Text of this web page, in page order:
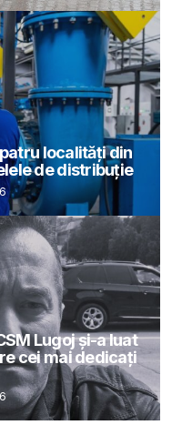
localități din
de distribuție
Lugoj și-a luat
cei mai dedicați